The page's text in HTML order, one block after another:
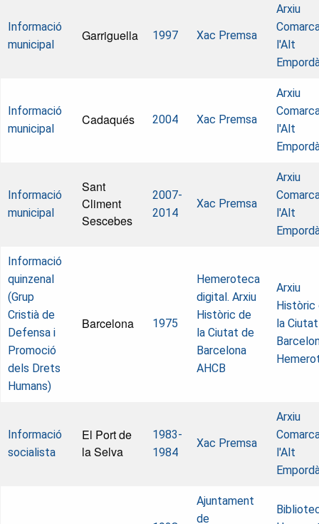
Informació
municipal
Garriguella 1997 Xac Premsa
Arxiu
l'Alt
Informació
municipal
Cadaqués 2004 Xac Premsa
Arxiu
l'Alt
Informació
municipal
Sant
Climent
Sescebes
2007-
2014
Xac Premsa
Arxiu
l'Alt
Informació
quinzenal
(Grup
Cristià de
Defensa i
Promoció
dels Drets
Humans)
Barcelona 1975
Hemeroteca
digital. Arxiu
Històric de
la Ciutat de
Barcelona
AHCB
Arxiu
Històric
la
Informació
socialista
El Port de
la Selva
1983-
1984
Xac Premsa
Arxiu
l'Alt
Ajuntament
de